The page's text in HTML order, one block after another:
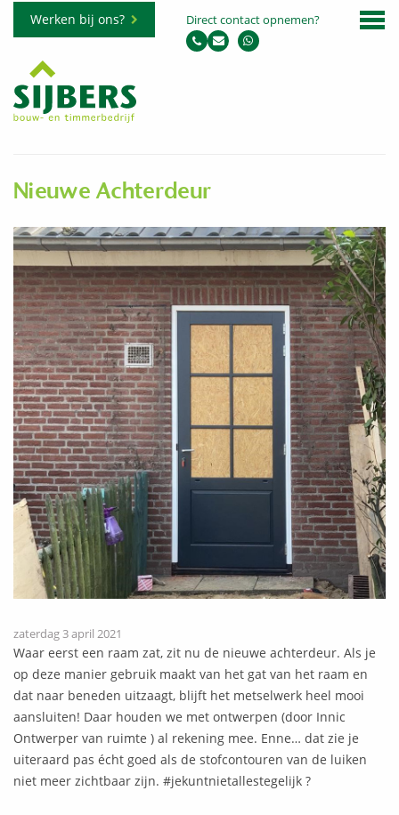
Werken bij ons? Direct contact opnemen?
Nieuwe Achterdeur
zaterdag 3 april 2021
Waar eerst een raam zat, zit nu de nieuwe achterdeur. Als je
op deze manier gebruik maakt van het gat van het raam en
dat naar beneden uitzaagt, blijft het metselwerk heel mooi
aansluiten! Daar houden we met ontwerpen (door Innic
Ontwerper van ruimte ) al rekening mee. Enne… dat zie je
uiteraard pas écht goed als de stofcontouren van de luiken
niet meer zichtbaar zijn. #jekuntnietallestegelijk ?